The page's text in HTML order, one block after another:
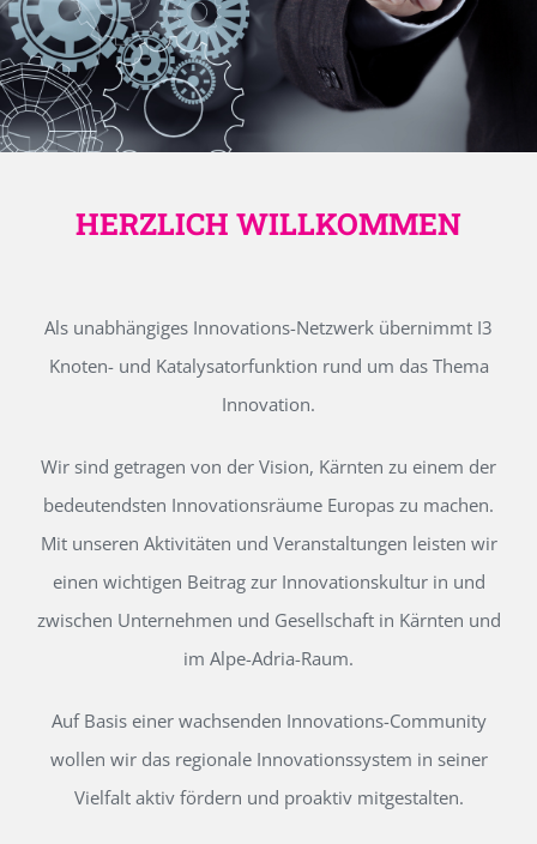
HERZLICH WILLKOMMEN
Als unabhängiges Innovations-Netzwerk übernimmt I3
Knoten- und Katalysatorfunktion rund um das Thema
Innovation.
Wir sind getragen von der Vision, Kärnten zu einem der
bedeutendsten Innovationsräume Europas zu machen.
Mit unseren Aktivitäten und Veranstaltungen leisten wir
einen wichtigen Beitrag zur Innovationskultur in und
zwischen Unternehmen und Gesellschaft in Kärnten und
im Alpe-Adria-Raum.
Auf Basis einer wachsenden Innovations-Community
wollen wir das regionale Innovationssystem in seiner
Vielfalt aktiv fördern und proaktiv mitgestalten.